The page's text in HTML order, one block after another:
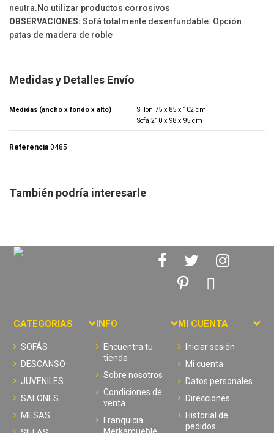
neutra.No utilizar productos corrosivos
OBSERVACIONES: Sofá totalmente desenfundable. Opción
patas de madera de roble
Medidas y Detalles Envío
Medidas (ancho x fondo x alto)
Sillón 75 x 85 x 102 cm
Sofá 210 x 98 x 95 cm
Referencia 0485
También podría interesarle
CATEGORIAS
SOFÁS
DESCANSO
JUVENILES
SALONES
MESAS
INFO
Encuentra tu
tienda
Sobre nosotros
Condiciones de
venta
Franquicia
Merkamueble
MI CUENTA
Iniciar sesión
Mi cuenta
Datos personales
Direcciones
Historial de
pedidos